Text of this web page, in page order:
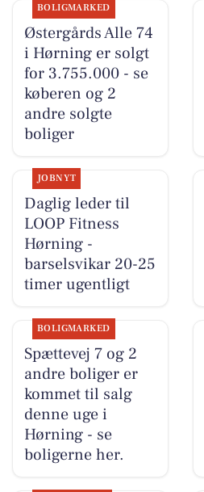
BOLIGMARKED
Østergårds Alle 74
i Hørning er solgt
for 3.755.000 - se
køberen og 2
andre solgte
boliger
JOBNYT
Daglig leder til
LOOP Fitness
Hørning -
barselsvikar 20-25
timer ugentligt
BOLIGMARKED
Spættevej 7 og 2
andre boliger er
kommet til salg
denne uge i
Hørning - se
boligerne her.